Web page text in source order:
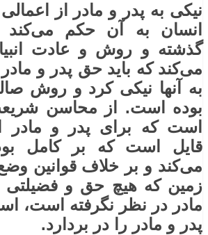
نیکی به پدر و مادر از
انسان به آن حکم می‌کند
گذشته و روش و عادت
می‌کند که باید حق پدر و مادر
به آنها نیکی کرد و روش
بوده است. از محاسن
است که برای پدر و
قایل است که بر کامل
می‌کند و بر خلاف قوانین
زمین که هیچ حق و فضیلتی
مادر در نظر نگرفته است،
پدر و مادر را در بردارد.